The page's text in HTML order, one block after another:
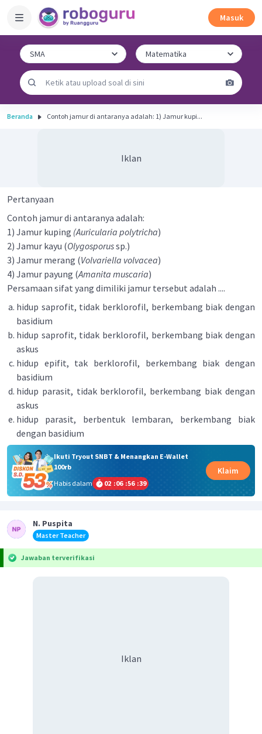
Masuk
Beranda Contoh jamur di antaranya adalah: 1) Jamur kupi...
Iklan
Pertanyaan
Contoh jamur di antaranya adalah:
1) Jamur kuping (Auricularia polytricha)
2) Jamur kayu (Olygosporussp.)
3) Jamur merang (Volvariella volvacea)
4) Jamur payung (Amanita muscaria)
Persamaan sifat yang dimiliki jamur tersebut adalah ....
hidup saprofit, tidak berklorofil, berkembang biak dengan
basidium
hidup saprofit, tidak berklorofil, berkembang biak dengan
askus
hidup epifit, tak berklorofil, berkembang biak dengan
basidium
hidup parasit, tidak berklorofil, berkembang biak dengan
askus
hidup parasit, berbentuk lembaran, berkembang biak
dengan basidium
Ikuti Tryout SNBT & Menangkan E-Wallet
100rb
Habis dalam
02 :06 :56 :39
Klaim
N. Puspita
Master Teacher
Jawaban terverifikasi
Iklan